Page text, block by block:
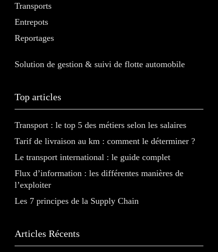
Transports
Entrepots
Reportages
Solution de gestion & suivi de flotte automobile
Top articles
Transport : le top 5 des métiers selon les salaires
Tarif de livraison au km : comment le déterminer ?
Le transport international : le guide complet
Flux d’information : les différentes manières de
l’exploiter
Les 7 principes de la Supply Chain
Articles Récents